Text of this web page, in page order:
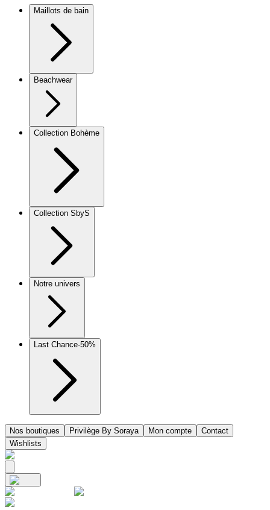
Maillots de bain
Beachwear
Collection Bohème
Collection SbyS
Notre univers
Last Chance-50%
Nos boutiques Privilège By Soraya Mon compte
Contact
Wishlists